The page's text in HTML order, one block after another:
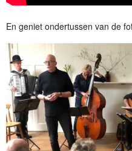
En geniet ondertussen van de